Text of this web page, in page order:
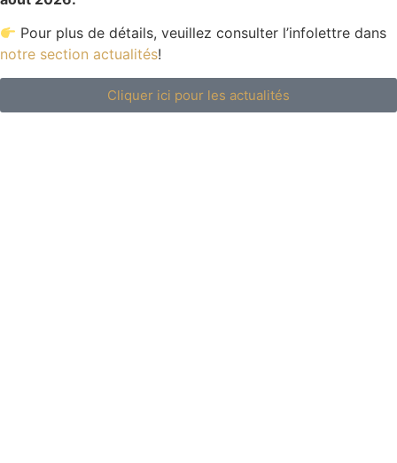
Pour plus de détails, veuillez consulter l’infolettre dans
notre section actualités!
Cliquer ici pour les actualités